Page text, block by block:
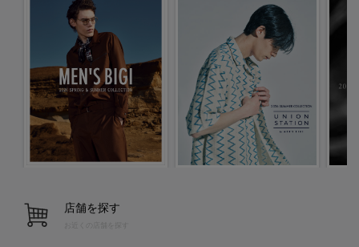
店舗を探す
お近くの店舗を探す